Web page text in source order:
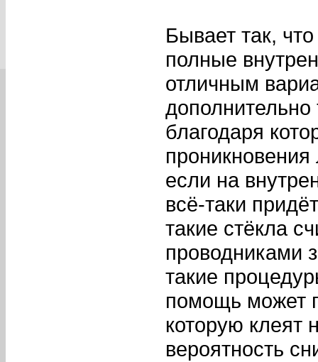
Бывает так,
полные
отличным
благодаря
проникновения
если на
всё-таки
такие стёкла
проводниками
такие
помощь может
которую клеят
вероятность